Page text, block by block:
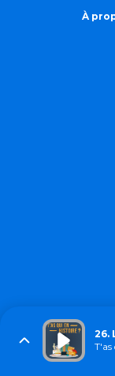
À
26.
T'as